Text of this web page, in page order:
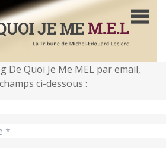
De Quoi Je Me MEL par email,
ci-dessous :